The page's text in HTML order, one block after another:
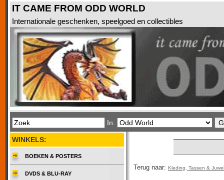
IT CAME FROM ODD WORLD
Internationale geschenken, speelgoed en collectibles
In:
Terug naar: Kleding, Tassen &
WINKELS:
BOEKEN & POSTERS
DVDS & BLU-RAY